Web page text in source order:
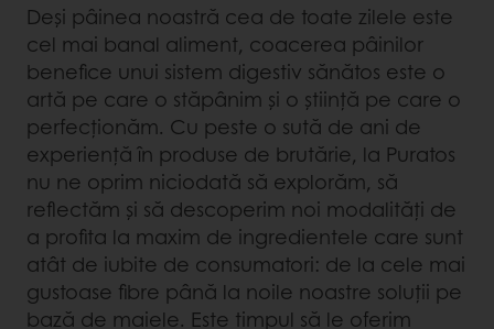
Deși pâinea noastră cea de toate zilele este
cel mai banal aliment, coacerea pâinilor
benefice unui sistem digestiv sănătos este o
artă pe care o stăpânim și o știință pe care o
perfecționăm. Cu peste o sută de ani de
experiență în produse de brutărie, la Puratos
nu ne oprim niciodată să explorăm, să
reflectăm și să descoperim noi modalități de
a profita la maxim de ingredientele care sunt
atât de iubite de consumatori: de la cele mai
gustoase fibre până la noile noastre soluții pe
bază de maiele. Este timpul să le oferim